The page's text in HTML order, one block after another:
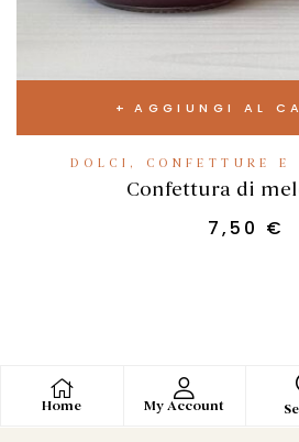
AGGIUNGI AL
DOLCI, CONFETTURE E
Confettura di
7,50 €
Home My Account